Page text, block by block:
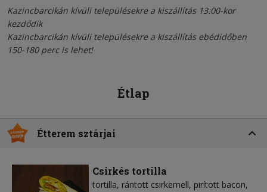
Kazincbarcikán kívüli településekre a kiszállítás 13:00-kor
kezdődik
Kazincbarcikán kívüli településekre a kiszállítás ebédidőben
150-180 perc is lehet!
Étlap
Étterem sztárjai
Csirkés tortilla
tortilla rántott csirkemell pirított bacon